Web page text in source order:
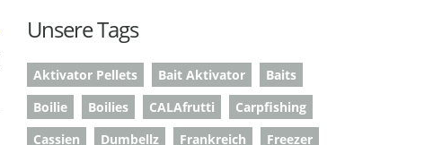
Unsere Tags
Aktivator Pellets Bait Aktivator
Baits
Boilie
Boilies CALAfrutti
Carpfishing
Cassien
Dumbellz Frankreich
Freezer